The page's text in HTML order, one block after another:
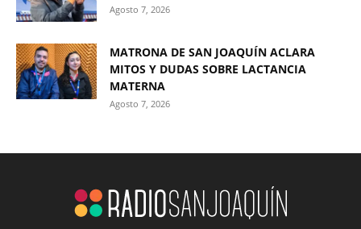
Agosto 7, 2026
MATRONA DE SAN JOAQUÍN ACLARA
MITOS Y DUDAS SOBRE LACTANCIA
MATERNA
Agosto 7, 2026